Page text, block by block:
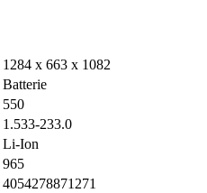
1284 x 663 x 1082
Batterie
550
1.533-233.0
Li-Ion
965
4054278871271